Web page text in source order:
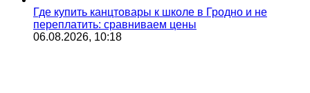
Где купить канцтовары к школе в Гродно и не
переплатить: сравниваем цены
06.08.2026, 10:18